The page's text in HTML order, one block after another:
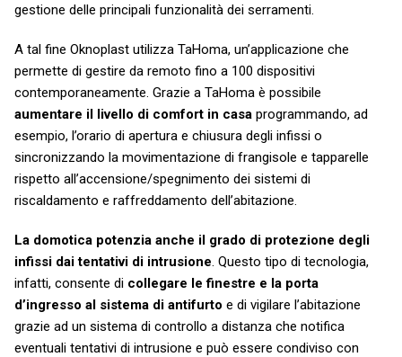
gestione delle principali funzionalità dei serramenti.
A tal fine Oknoplast utilizza TaHoma, un’applicazione che
permette di gestire da remoto fino a 100 dispositivi
contemporaneamente. Grazie a TaHoma è possibile
aumentare il livello di comfort in casa programmando, ad
esempio, l’orario di apertura e chiusura degli infissi o
sincronizzando la movimentazione di frangisole e tapparelle
rispetto all’accensione/spegnimento dei sistemi di
riscaldamento e raffreddamento dell’abitazione.
La domotica potenzia anche il grado di protezione degli
infissi dai tentativi di intrusione. Questo tipo di tecnologia,
infatti, consente di collegare le finestre e la porta
d’ingresso al sistema di antifurto e di vigilare l’abitazione
grazie ad un sistema di controllo a distanza che notifica
eventuali tentativi di intrusione e può essere condiviso con